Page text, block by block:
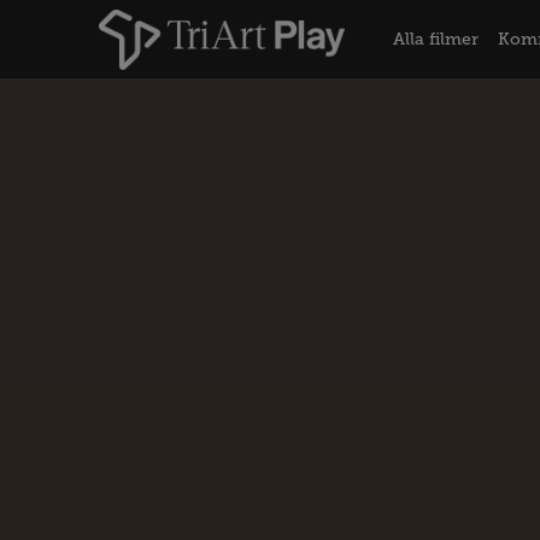
Alla filmer